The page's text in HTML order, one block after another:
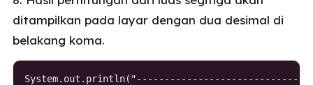
ditampilkan pada layar dengan dua desimal di
belakang koma.